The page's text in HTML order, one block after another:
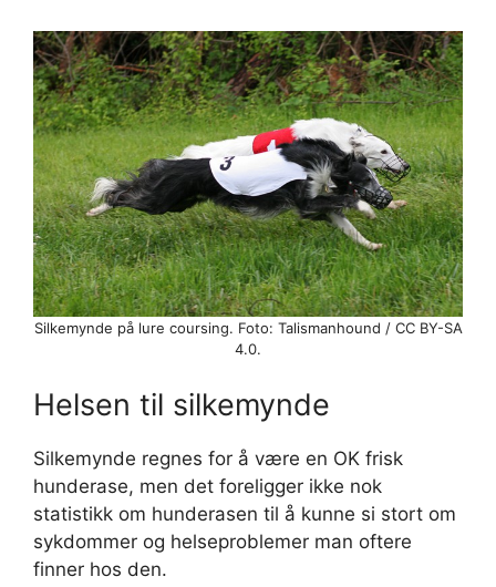
Silkemynde på lure coursing. Foto: Talismanhound / CC BY-SA
4.0.
Helsen til silkemynde
Silkemynde regnes for å være en OK frisk
hunderase, men det foreligger ikke nok
statistikk om hunderasen til å kunne si stort om
sykdommer og helseproblemer man oftere
finner hos den.